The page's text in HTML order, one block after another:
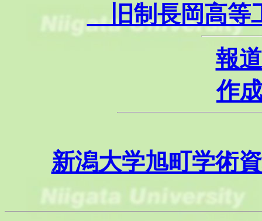
旧制長岡高等
報
作
新潟大学旭町学術